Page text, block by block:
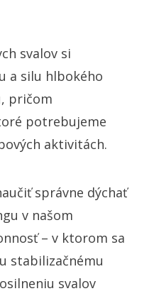
svalov si
a silu hlbokého
pričom
potrebujeme
aktivitách.
správne dýchať
v našom
– v ktorom sa
stabilizačnému
svalov